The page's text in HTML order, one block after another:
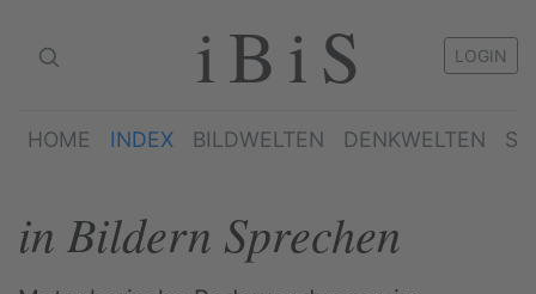
iBiS LOGIN
HOME INDEX BILDWELTEN DENKWELTEN
in Bildern Sprechen